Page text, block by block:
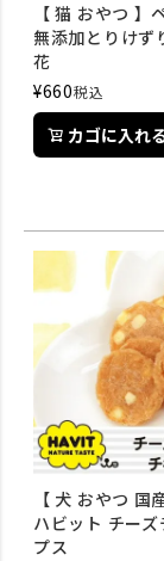
【 猫 おやつ 】
無添加とりけず
花
¥660税込
カゴに入れ
【 犬 おやつ 国
ハビット チーズ
プス